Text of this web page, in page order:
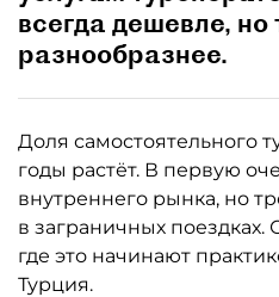
всегда дешевле, но
разнообразнее.
Доля самостоятельного
годы растёт. В первую
внутреннего рынка, но
в заграничных
где это начинают
Турция.